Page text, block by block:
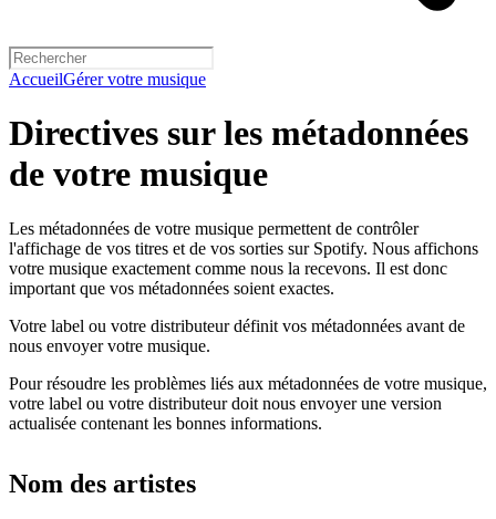
AccueilGérer votre musique
Directives sur les métadonnées
de votre musique
Les métadonnées de votre musique permettent de contrôler
l'affichage de vos titres et de vos sorties sur Spotify. Nous affichons
votre musique exactement comme nous la recevons. Il est donc
important que vos métadonnées soient exactes.
Votre label ou votre distributeur définit vos métadonnées avant de
nous envoyer votre musique.
Pour résoudre les problèmes liés aux métadonnées de votre musique,
votre label ou votre distributeur doit nous envoyer une version
actualisée contenant les bonnes informations.
Nom des artistes